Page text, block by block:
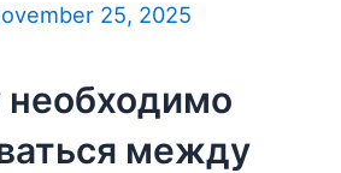
25, 2025
между